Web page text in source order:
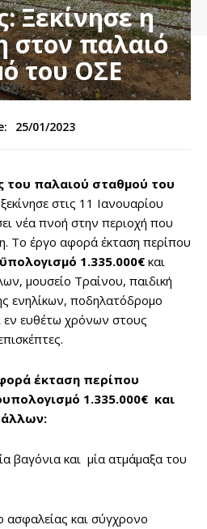
Ξεκίνησε η
στον παλαιό
του ΟΣΕ
25/01/2023
του παλαιού σταθμού του
στις 11 Ιανουαρίου
νέα πνοή στην περιοχή που
Το έργο αφορά έκταση περίπου
1.335.000€ και
μουσείο Τραίνου, παιδική
ενηλίκων, ποδηλατόδρομο
εν ευθέτω χρόνων στους
έκταση περίπου
1.335.000€ και
άλλων:
βαγόνια και μία ατμάμαξα του
ασφαλείας και σύγχρονο